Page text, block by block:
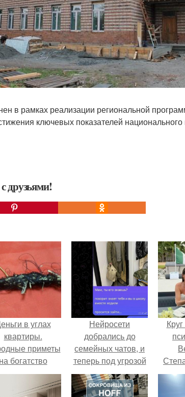
в рамках реализации региональной
ключевых показателей
друзьями!
в углах
квартиры.
приметы
на богатство
Нейросети
добрались до
семейных чатов, и
теперь под угрозой
мамины нервы.